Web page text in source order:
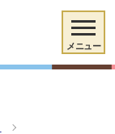
メニュー